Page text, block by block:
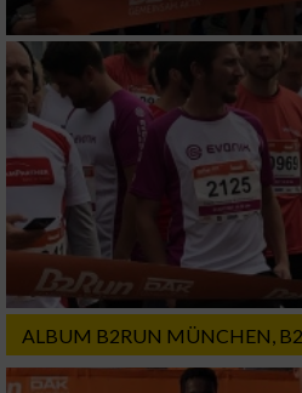
ALBUM B2RUN MÜNCHEN,
Entwicklung und Verbesserung
Verwendung reduzierter Daten
von Inhalten
IAB-Besonderheiten:
Verwendung genauer
Geräte anhand von aktiv
Informationen identifizieren
Nicht-IAB-Verarbeitungszwecke:
Notwendig